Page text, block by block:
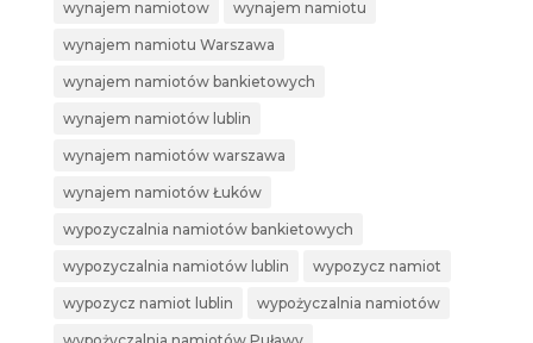
wynajem namiotow wynajem namiotu
wynajem namiotu Warszawa
wynajem namiotów bankietowych
wynajem namiotów lublin
wynajem namiotów warszawa
wynajem namiotów Łuków
wypozyczalnia namiotów bankietowych
wypozyczalnia namiotów lublin wypozycz namiot
wypozycz namiot lublin wypożyczalnia namiotów